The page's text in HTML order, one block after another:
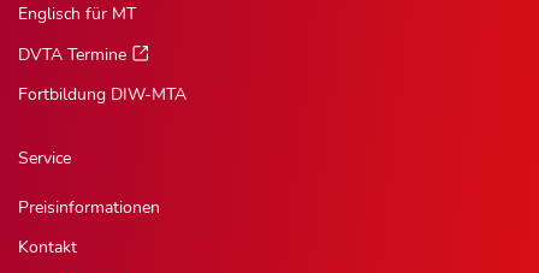
Englisch für MT
DVTA Termine
Fortbildung DIW-MTA
Service
Preisinformationen
Kontakt